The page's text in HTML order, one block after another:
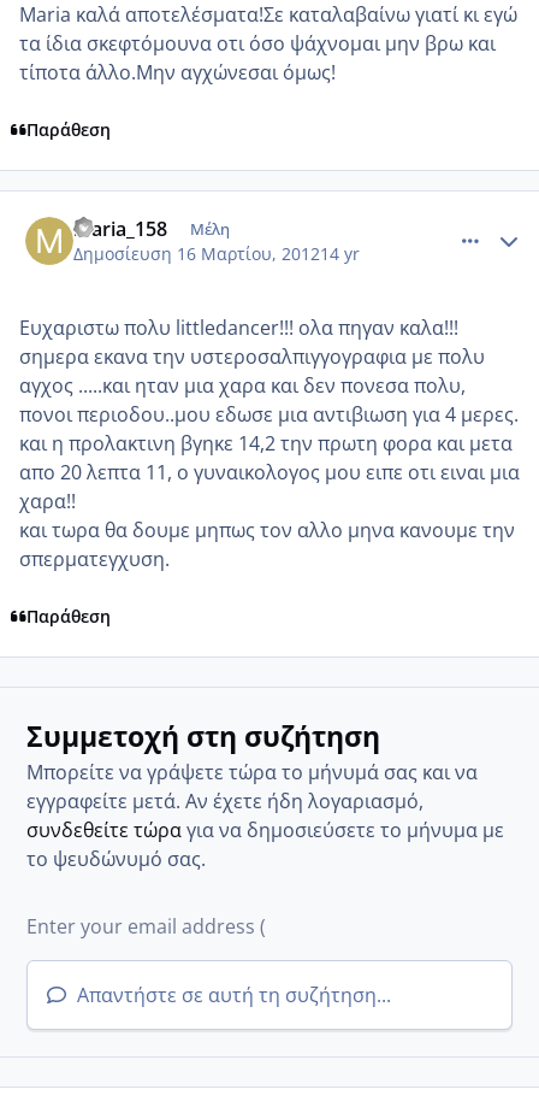
Maria καλά αποτελέσματα!Σε καταλαβαίνω γιατί κι εγώ
τα ίδια σκεφτόμουνα οτι όσο ψάχνομαι μην βρω και
τίποτα άλλο.Μην αγχώνεσαι όμως!
Παράθεση
maria_158 Μέλη
Δημοσίευση 16 Μαρτίου, 201214 yr
Ευχαριστω πολυ littledancer!!! ολα πηγαν καλα!!!
σημερα εκανα την υστεροσαλπιγγογραφια με πολυ
αγχος .....και ηταν μια χαρα και δεν πονεσα πολυ,
πονοι περιοδου..μου εδωσε μια αντιβιωση για 4 μερες.
και η προλακτινη βγηκε 14,2 την πρωτη φορα και μετα
απο 20 λεπτα 11, ο γυναικολογος μου ειπε οτι ειναι μια
χαρα!!
και τωρα θα δουμε μηπως τον αλλο μηνα κανουμε την
σπερματεγχυση.
Παράθεση
Συμμετοχή στη συζήτηση
Μπορείτε να γράψετε τώρα το μήνυμά σας και να
εγγραφείτε μετά. Αν έχετε ήδη λογαριασμό,
συνδεθείτε τώραγια να δημοσιεύσετε το μήνυμα με
το ψευδώνυμό σας.
Απαντήστε σε αυτή τη συζήτηση...